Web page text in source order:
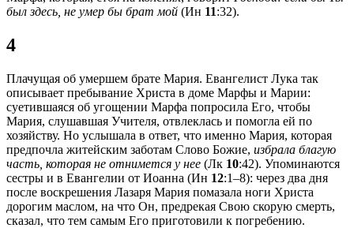
был здесь, не умер бы брат мой (Ин 11:32).
4
Плачущая об умершем брате Мария. Евангелист Лука так
описывает пребывание Христа в доме Марфы и Марии:
суетившаяся об угощении Марфа попросила Его, чтобы
Мария, слушавшая Учителя, отвлеклась и помогла ей по
хозяйству. Но услышала в ответ, что именно Мария, которая
предпочла житейским заботам Слово Божие, избрала благую
часть, которая не отнимется у нее (Лк 10:42). Упоминаются
сестры и в Евангелии от Иоанна (Ин 12:1–8): через два дня
после воскрешения Лазаря Мария помазала ноги Христа
дорогим маслом, на что Он, предрекая Свою скорую смерть,
сказал, что тем самым Его приготовили к погребению.